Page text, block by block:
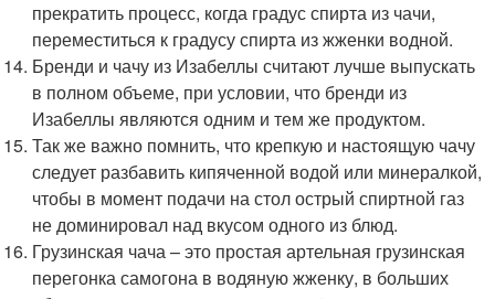
прекратить процесс, когда градус спирта из чачи,
переместиться к градусу спирта из жженки водной.
Бренди и чачу из Изабеллы считают лучше выпускать
в полном объеме, при условии, что бренди из
Изабеллы являются одним и тем же продуктом.
Так же важно помнить, что крепкую и настоящую чачу
следует разбавить кипяченной водой или минералкой,
чтобы в момент подачи на стол острый спиртной газ
не доминировал над вкусом одного из блюд.
Грузинская чача – это простая артельная грузинская
перегонка самогона в водяную жженку, в больших